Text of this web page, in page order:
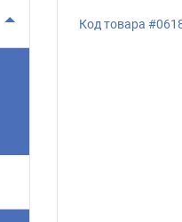
Код товара #